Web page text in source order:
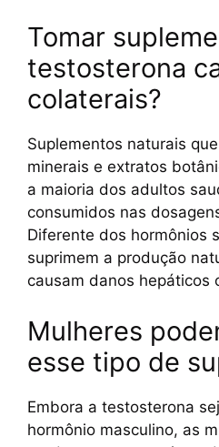
Tomar
testosterona
colaterais?
Suplementos naturais
minerais e extratos
a maioria dos adultos
consumidos nas
Diferente dos hormônios
suprimem a produção
causam danos hepáticos
Mulheres
esse tipo de
Embora a testosterona
hormônio masculino, as